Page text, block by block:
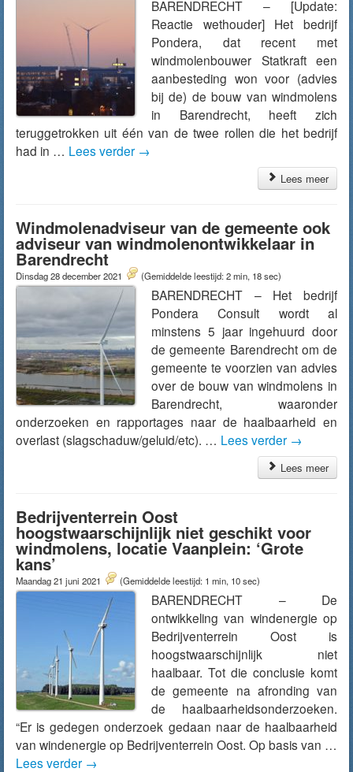
BARENDRECHT – [Update:
Reactie wethouder] Het bedrijf
Pondera, dat recent met
windmolenbouwer Statkraft een
aanbesteding won voor (advies
bij de) de bouw van windmolens
in Barendrecht, heeft zich
teruggetrokken uit één van de twee rollen die het bedrijf
had in … Lees verder →
Lees meer
Windmolenadviseur van de gemeente ook
adviseur van windmolenontwikkelaar in
Barendrecht
Dinsdag 28 december 2021 (Gemiddelde leestijd: 2 min, 18 sec)
BARENDRECHT – Het bedrijf
Pondera Consult wordt al
minstens 5 jaar ingehuurd door
de gemeente Barendrecht om de
gemeente te voorzien van advies
over de bouw van windmolens in
Barendrecht, waaronder
onderzoeken en rapportages naar de haalbaarheid en
overlast (slagschaduw/geluid/etc). … Lees verder →
Lees meer
Bedrijventerrein Oost
hoogstwaarschijnlijk niet geschikt voor
windmolens, locatie Vaanplein: ‘Grote
kans’
Maandag 21 juni 2021 (Gemiddelde leestijd: 1 min, 10 sec)
BARENDRECHT – De
ontwikkeling van windenergie op
Bedrijventerrein Oost is
hoogstwaarschijnlijk niet
haalbaar. Tot die conclusie komt
de gemeente na afronding van
de haalbaarheidsonderzoeken.
“Er is gedegen onderzoek gedaan naar de haalbaarheid
van windenergie op Bedrijventerrein Oost. Op basis van …
Lees verder →